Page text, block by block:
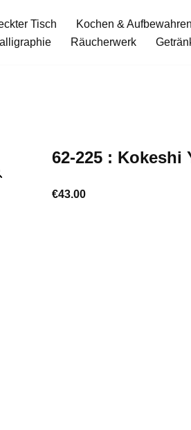
Tisch Kochen & Aufbewahren
Räucherwerk
62-225 : Kokeshi
€43.00